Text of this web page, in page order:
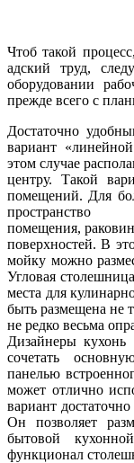
Чтоб такой
адский труд,
оборудовании
прежде всего с
Достаточно
вариант
этом случае
центру. Такой
помещений. Для
помещения,
поверхностей. В
мойку можно
Угловая
места для
быть размещена не
не редко весьма
Дизайнеры
сочетать
панелью
может отлично
вариант
Он позволяет
бытовой
функционал